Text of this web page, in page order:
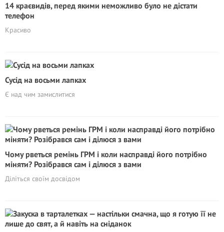
14 краєвидів, перед якими неможливо було не дістати
телефон
Красиво
Сусід на восьми лапках
Є над чим замислитися
Чому рветься ремінь ГРМ і коли насправді його потрібно
міняти? Розібрався сам і ділюся з вами
Діліться своїм досвідом